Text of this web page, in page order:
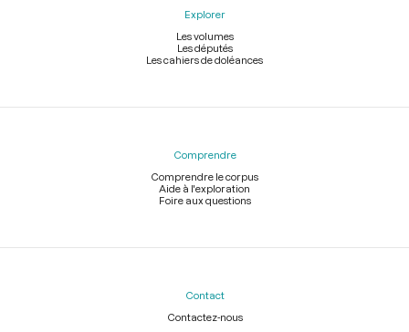
Explorer
Les volumes
Les députés
Les cahiers de doléances
Comprendre
Comprendre le corpus
Aide à l'exploration
Foire aux questions
Contact
Contactez-nous